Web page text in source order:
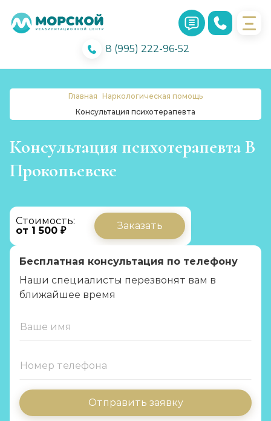
8 (995) 222-96-52
Главная Наркологическая помощь
Консультация психотерапевта
Консультация психотерапевта В
Прокопьевске
Стоимость:
от 1 500 ₽
Заказать
Бесплатная консультация по телефону
Наши специалисты перезвонят вам в
ближайшее время
Отправить заявку